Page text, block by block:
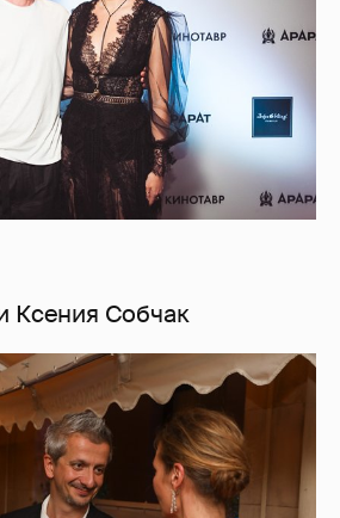
Ксения Собчак